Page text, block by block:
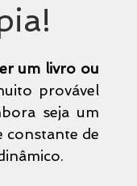
um livro ou
provável
seja um
constante de